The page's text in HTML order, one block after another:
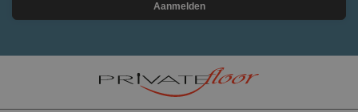
Aanmelden